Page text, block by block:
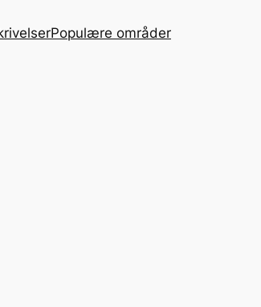
Populære områder